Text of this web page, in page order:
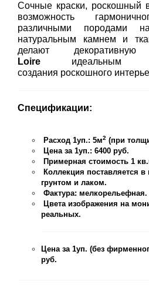
Сочные краски, роскошный
возможность
различными породами
натуральным камнем и
делают
Loire идеальным
создания роскошного
Спецификации:
Расход 1уп.: 5м2 (при
Цена за 1уп.: 6400 руб.
Примерная стоимость 1
Коллекция поставляется
грунтом и лаком.
Фактура: мелкорельефная.
Цвета изображения на
реальных.
Цена за 1уп. (без
руб.